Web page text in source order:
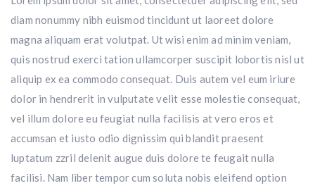
diam nonummy nibh euismod tincidunt ut laoreet dolore
magna aliquam erat volutpat. Ut wisi enim ad minim veniam,
quis nostrud exerci tation ullamcorper suscipit lobortis nisl ut
aliquip ex ea commodo consequat. Duis autem vel eum iriure
dolor in hendrerit in vulputate velit esse molestie consequat,
vel illum dolore eu feugiat nulla facilisis at vero eros et
accumsan et iusto odio dignissim qui blandit praesent
luptatum zzril delenit augue duis dolore te feugait nulla
facilisi. Nam liber tempor cum soluta nobis eleifend option